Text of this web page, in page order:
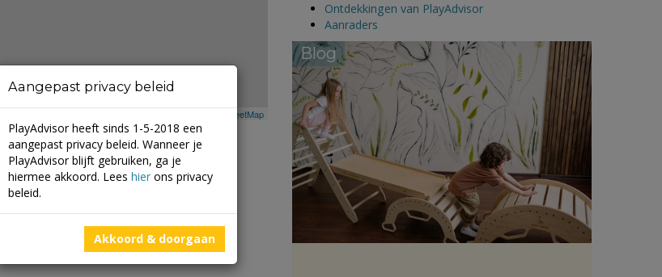
OpenStreetMap
Ontdekkingen van PlayAdvisor
Aanraders
Blog
Aangepast privacy beleid
PlayAdvisor heeft sinds 1-5-2018 een
aangepast privacy beleid. Wanneer je
PlayAdvisor blijft gebruiken, ga je
hiermee akkoord. Lees hier ons privacy
beleid.
Akkoord & doorgaan